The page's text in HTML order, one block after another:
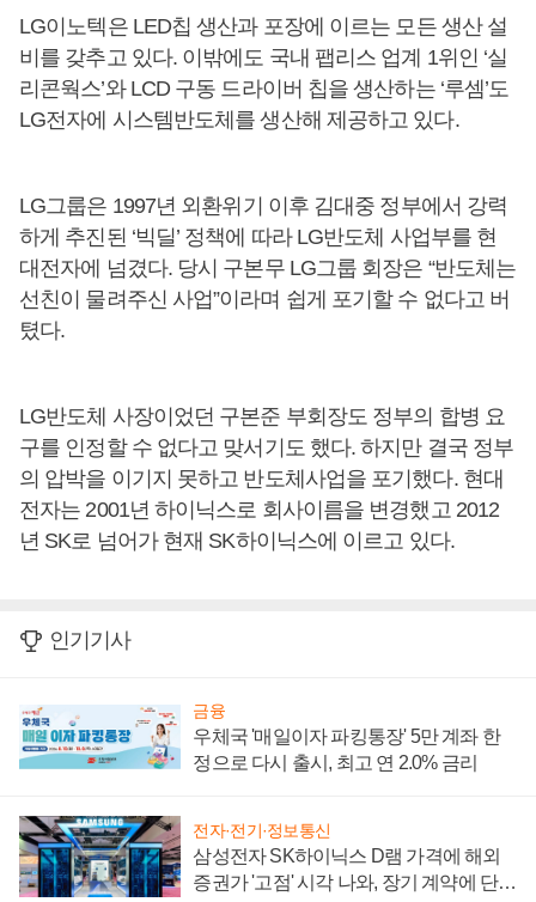
LG이노텍은 LED칩 생산과 포장에 이르는 모든 생산 설
비를 갖추고 있다. 이밖에도 국내 팹리스 업계 1위인 ‘실
리콘웍스’와 LCD 구동 드라이버 칩을 생산하는 ‘루셈’도
LG전자에 시스템반도체를 생산해 제공하고 있다.
LG그룹은 1997년 외환위기 이후 김대중 정부에서 강력
하게 추진된 ‘빅딜’ 정책에 따라 LG반도체 사업부를 현
대전자에 넘겼다. 당시 구본무 LG그룹 회장은 “반도체는
선친이 물려주신 사업”이라며 쉽게 포기할 수 없다고 버
텼다.
LG반도체 사장이었던 구본준 부회장도 정부의 합병 요
구를 인정할 수 없다고 맞서기도 했다. 하지만 결국 정부
의 압박을 이기지 못하고 반도체사업을 포기했다. 현대
전자는 2001년 하이닉스로 회사이름을 변경했고 2012
년 SK로 넘어가 현재 SK하이닉스에 이르고 있다.
인기기사
금융
우체국 '매일이자 파킹통장' 5만 계좌 한
정으로 다시 출시, 최고 연 2.0% 금리
전자·전기·정보통신
삼성전자 SK하이닉스 D램 가격에 해외
증권가 '고점' 시각 나와, 장기 계약에 단점